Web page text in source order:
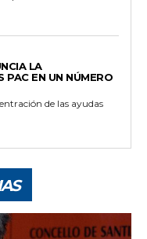
LA
PAC EN UN NÚMERO
de las ayudas